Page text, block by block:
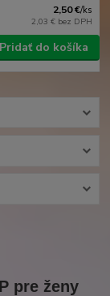
2,50 €/ks
2,03 € bez DPH
Pridať do košíka
pre ženy